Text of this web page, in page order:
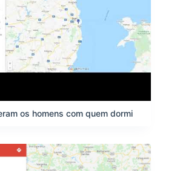
os homens com quem dormi